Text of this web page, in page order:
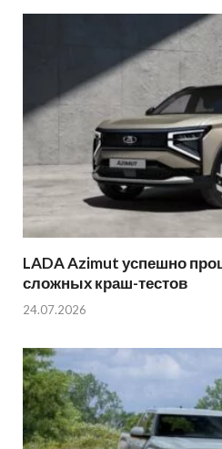
LADA Azimut успешно
сложных краш-тестов
24.07.2026